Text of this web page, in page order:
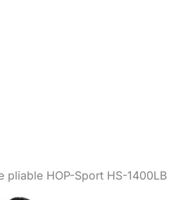
pliable HOP-Sport HS-1400LB